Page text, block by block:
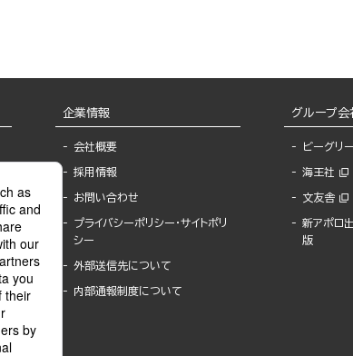
企業情報
会社概要
採用情報
お問い合わせ
プライバシーポリシー・サイトポリ
シー
外部送信先について
内部通報制度について
グループ会
ビーグリー
海王社
文友舎
新アポロ
版